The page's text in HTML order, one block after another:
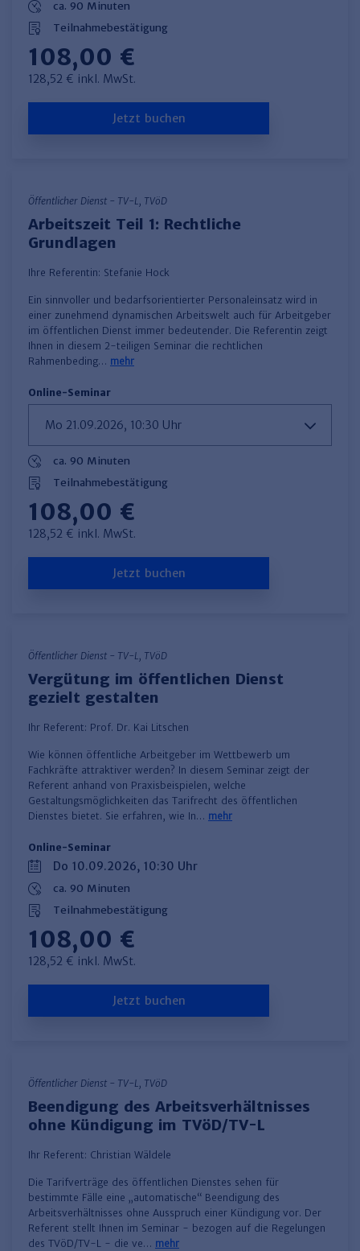
ca. 90 Minuten
Teilnahmebestätigung
108,00 €
128,52 € inkl. MwSt.
Jetzt buchen
Öffentlicher Dienst - TV-L, TVöD
Arbeitszeit Teil 1: Rechtliche
Grundlagen
Ihre Referentin: Stefanie Hock
Ein sinnvoller und bedarfsorientierter Personaleinsatz wird in
einer zunehmend dynamischen Arbeitswelt auch für Arbeitgeber
im öffentlichen Dienst immer bedeutender. Die Referentin zeigt
Ihnen in diesem 2-teiligen Seminar die rechtlichen
Rahmenbeding… mehr
Online-Seminar
ca. 90 Minuten
Teilnahmebestätigung
108,00 €
128,52 € inkl. MwSt.
Jetzt buchen
Öffentlicher Dienst - TV-L, TVöD
Vergütung im öffentlichen Dienst
gezielt gestalten
Ihr Referent: Prof. Dr. Kai Litschen
Wie können öffentliche Arbeitgeber im Wettbewerb um
Fachkräfte attraktiver werden? In diesem Seminar zeigt der
Referent anhand von Praxisbeispielen, welche
Gestaltungsmöglichkeiten das Tarifrecht des öffentlichen
Dienstes bietet. Sie erfahren, wie In… mehr
Online-Seminar
Do 10.09.2026, 10:30 Uhr
ca. 90 Minuten
Teilnahmebestätigung
108,00 €
128,52 € inkl. MwSt.
Jetzt buchen
Öffentlicher Dienst - TV-L, TVöD
Beendigung des Arbeitsverhältnisses
ohne Kündigung im TVöD/TV-L
Ihr Referent: Christian Wäldele
Die Tarifverträge des öffentlichen Dienstes sehen für
bestimmte Fälle eine „automatische“ Beendigung des
Arbeitsverhältnisses ohne Ausspruch einer Kündigung vor. Der
Referent stellt Ihnen im Seminar - bezogen auf die Regelungen
des TVöD/TV-L - die ve… mehr